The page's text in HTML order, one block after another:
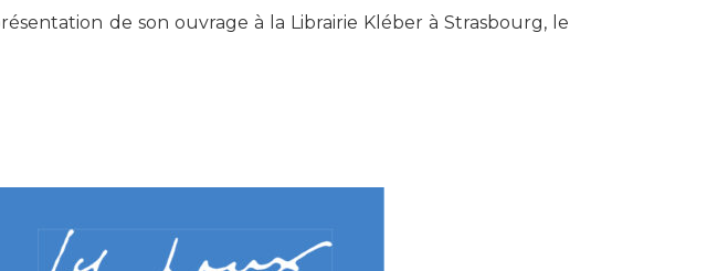
de son ouvrage à la Librairie Kléber à Strasbourg, le